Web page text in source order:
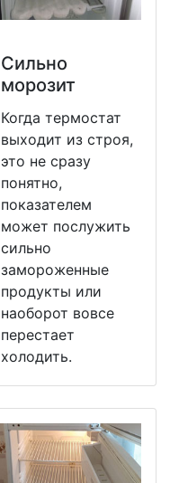
Сильно
морозит
Когда термостат
выходит из строя,
это не сразу
понятно,
показателем
может послужить
сильно
замороженные
продукты или
наоборот вовсе
перестает
холодить.